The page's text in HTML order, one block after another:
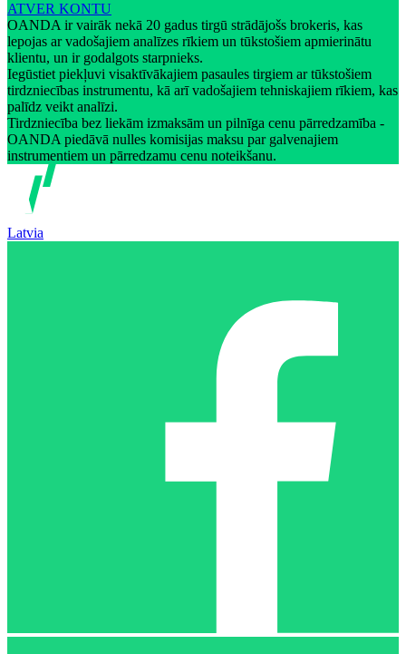
ATVER KONTU
OANDA ir vairāk nekā 20 gadus tirgū strādājošs brokeris, kas
lepojas ar vadošajiem analīzes rīkiem un tūkstošiem apmierinātu
klientu, un ir godalgots starpnieks.
Iegūstiet piekļuvi visaktīvākajiem pasaules tirgiem ar tūkstošiem
tirdzniecības instrumentu, kā arī vadošajiem tehniskajiem rīkiem, kas
palīdz veikt analīzi.
Tirdzniecība bez liekām izmaksām un pilnīga cenu pārredzamība -
OANDA piedāvā nulles komisijas maksu par galvenajiem
instrumentiem un pārredzamu cenu noteikšanu.
Latvia